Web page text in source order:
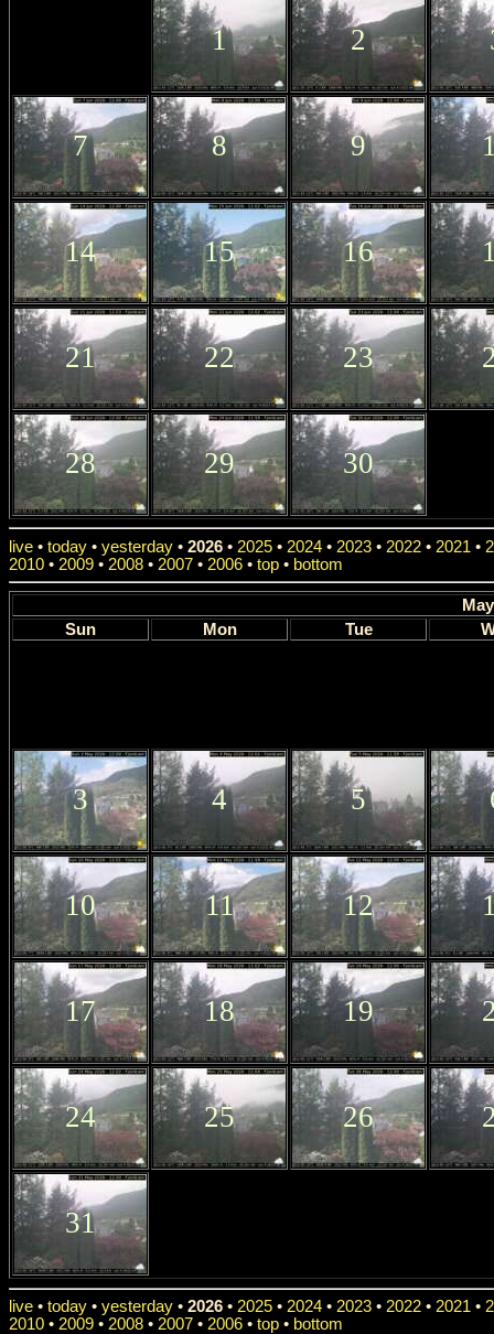
1 2
7 8 9
14 15 16
21 22 23
28 29 30
live • today • yesterday • 2026 • 2025 • 2024 • 2023 • 2022 • 2021 •
2010 • 2009 • 2008 • 2007 • 2006 • top • bottom
Sun
Mon Tue
3 4 5
10 11 12
17 18 19
24 25 26
31
live • today • yesterday • 2026 • 2025 • 2024 • 2023 • 2022 • 2021 •
2010 • 2009 • 2008 • 2007 • 2006 • top • bottom